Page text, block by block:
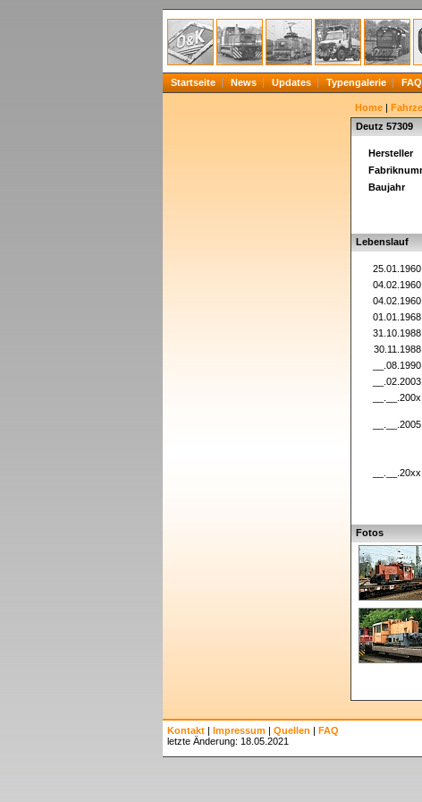
Startseite News Updates Typengalerie FAQ
Home |
Deutz 57309
Hersteller
Baujahr
Lebenslauf
25.01.1960
04.02.1960
04.02.1960
01.01.1968
31.10.1988
30.11.1988
__.08.1990
__.02.2003
__.__.200x
__.__.2005
__.__.20xx
Fotos
Kontakt | Impressum | Quellen | FAQ
letzte Änderung: 18.05.2021